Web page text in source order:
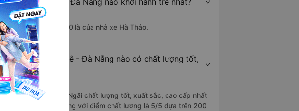
từ Thanh Khê - Đà Nẵng nào khởi hành trễ nhất?
là vào lúc 17:00 là của nhà xe Hà Thảo.
Ngãi từ Thanh Khê - Đà Nẵng nào có chất lượng tốt,
Sơn Tịnh - Quảng Ngãi chất lượng tốt, xuất sắc, cao cấp nhất
Thanh Khê - Đà Nẵng với điểm chất lượng là 5/5 dựa trên 200